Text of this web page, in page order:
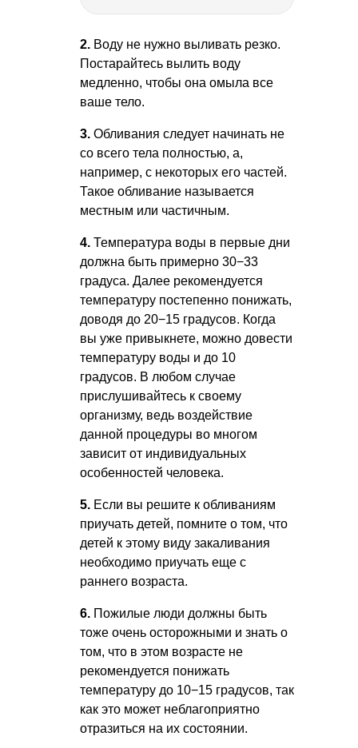
2. Воду не нужно выливать резко.
Постарайтесь вылить воду
медленно, чтобы она омыла все
ваше тело.
3. Обливания следует начинать не
со всего тела полностью, а,
например, с некоторых его частей.
Такое обливание называется
местным или частичным.
4. Температура воды в первые дни
должна быть примерно 30−33
градуса. Далее рекомендуется
температуру постепенно понижать,
доводя до 20−15 градусов. Когда
вы уже привыкнете, можно довести
температуру воды и до 10
градусов. В любом случае
прислушивайтесь к своему
организму, ведь воздействие
данной процедуры во многом
зависит от индивидуальных
особенностей человека.
5. Если вы решите к обливаниям
приучать детей, помните о том, что
детей к этому виду закаливания
необходимо приучать еще с
раннего возраста.
6. Пожилые люди должны быть
тоже очень осторожными и знать о
том, что в этом возрасте не
рекомендуется понижать
температуру до 10−15 градусов, так
как это может неблагоприятно
отразиться на их состоянии.